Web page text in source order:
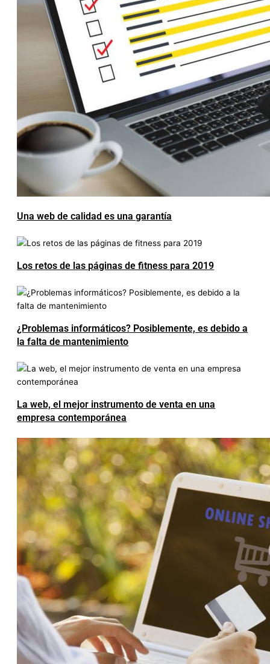
Una web de calidad es una garantía
Los retos de las páginas de fitness para 2019
¿Problemas informáticos? Posiblemente, es debido a
la falta de mantenimiento
La web, el mejor instrumento de venta en una
empresa contemporánea